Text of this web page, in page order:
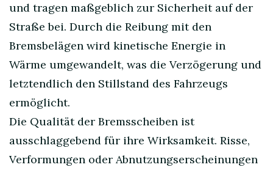
und tragen maßgeblich zur Sicherheit auf der
Straße bei. Durch die Reibung mit den
Bremsbelägen wird kinetische Energie in
Wärme umgewandelt, was die Verzögerung und
letztendlich den Stillstand des Fahrzeugs
ermöglicht.
Die Qualität der Bremsscheiben ist
ausschlaggebend für ihre Wirksamkeit. Risse,
Verformungen oder Abnutzungserscheinungen